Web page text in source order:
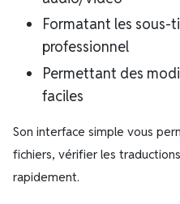
Formatant les sous-
professionnel
Permettant des
faciles
Son interface simple vous
fichiers, vérifier les
rapidement.